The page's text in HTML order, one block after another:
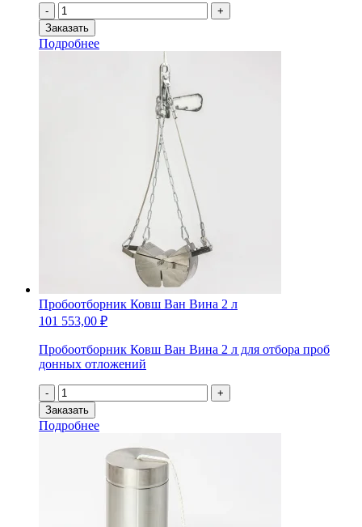
-
Количество
товара
Дночерпатель
штанговый
+
Заказать
Подробнее
Пробоотборник Ковш Ван Вина 2 л
101 553,00 ₽
Пробоотборник Ковш Ван Вина 2 л для отбора проб
донных отложений
-
Количество
товара
Пробоотборник
Ковш
+
Заказать
Подробнее